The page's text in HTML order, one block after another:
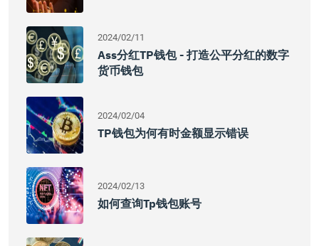
2024/02/11
Ass分红TP钱包 - 打造公平分红的数字
货币钱包
2024/02/04
TP钱包为何有时金额显示错误
2024/02/13
如何查询tp钱包账号